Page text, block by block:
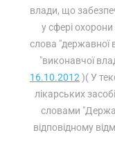
влади, що
у сфері охорони
слова "державної
"виконавчої
16.10.2012 )( У
лікарських
словами
відповідному